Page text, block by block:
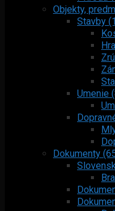
Objekty,
Stavby
Umenie
Dokumenty